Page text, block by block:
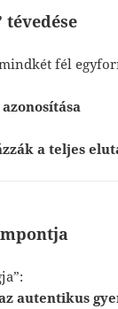
tévedése
fél
a teljes
autentikus